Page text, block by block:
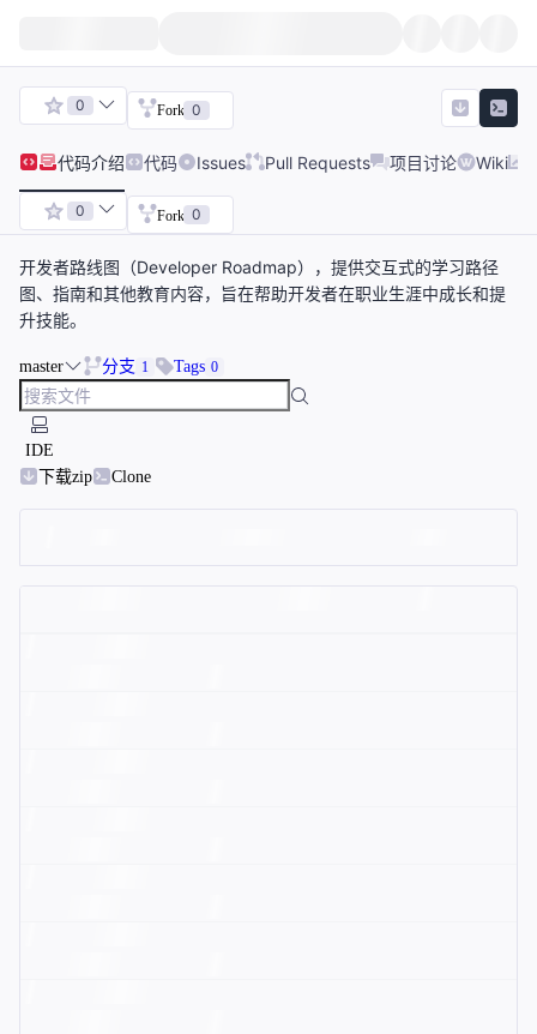
0 Fork 0
代码介绍 代码 Issues Pull Requests 项目讨论 Wiki
0 Fork 0
开发者路线图（Developer Roadmap），提供交互式的学习路径
图、指南和其他教育内容，旨在帮助开发者在职业生涯中成长和提
升技能。
master 分支 1 Tags 0
IDE
下载zip
Clone